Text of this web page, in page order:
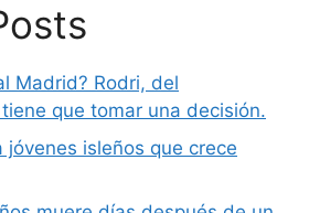
Madrid? Rodri, del
que tomar una decisión.
jóvenes isleños que crece